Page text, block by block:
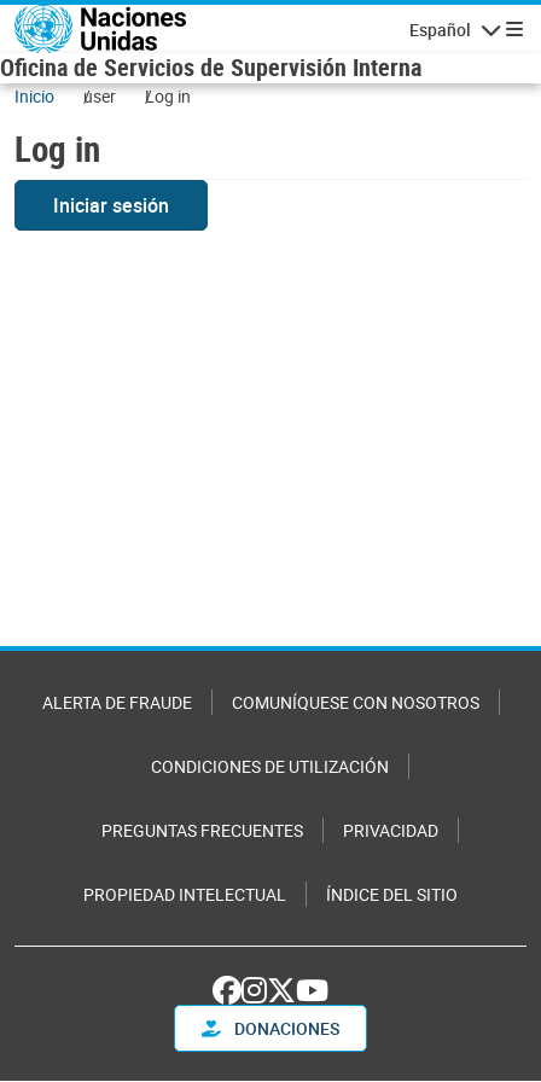
Skip to main content
Español
Oficina de Servicios de Supervisión Interna
Inicio user Log in
Log in
Iniciar sesión
ALERTA DE FRAUDE COMUNÍQUESE CON NOSOTROS
CONDICIONES DE UTILIZACIÓN
PREGUNTAS FRECUENTES PRIVACIDAD
PROPIEDAD INTELECTUAL ÍNDICE DEL SITIO
DONACIONES